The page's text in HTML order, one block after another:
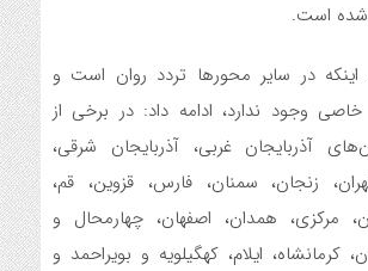
شده است.
اینکه در سایر محورها تردد روان است و
وجود ندارد، ادامه داد: در برخی از
آذربایجان غربی، آذربایجان شرقی،
تهران، زنجان، سمنان، فارس، قزوین، قم،
مرکزی، همدان، اصفهان، چهارمحال و
کرمانشاه، ایلام، کهگیلویه و بویراحمد و